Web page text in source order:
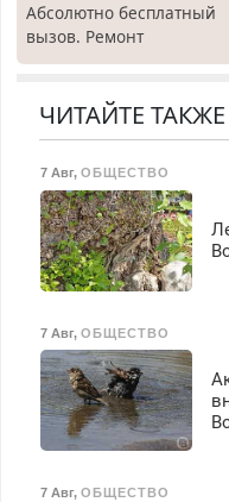
Абсолютно бесплатный
вызов. Ремонт
холодильников всех
гарантией. Все р-ны.
40%. Мастер со стажем.
ЧИТАЙТЕ ТАКЖЕ
7 Авг, ОБЩЕСТВО
7 Авг, ОБЩЕСТВО
7 Авг, ОБЩЕСТВО